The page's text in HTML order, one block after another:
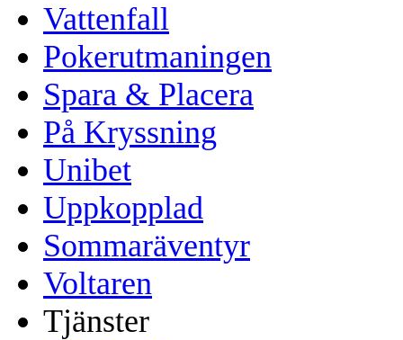
Vattenfall
Pokerutmaningen
Spara & Placera
På Kryssning
Unibet
Uppkopplad
Sommaräventyr
Voltaren
Tjänster